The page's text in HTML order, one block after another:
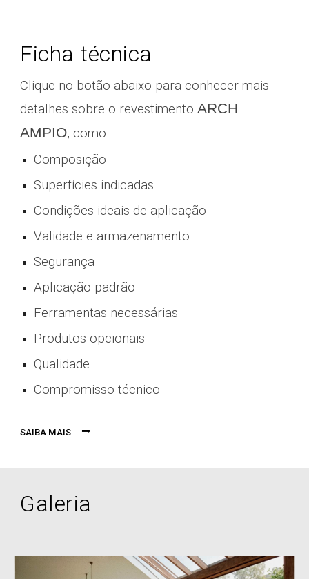
Ficha técnica
Clique no botão abaixo para conhecer mais
detalhes sobre o revestimentoARCH
AMPIO, como:
Composição
Superfícies indicadas
Condições ideais de aplicação
Validade e armazenamento
Segurança
Aplicação padrão
Ferramentas necessárias
Produtos opcionais
Qualidade
Compromisso técnico
SAIBA MAIS ⭢
Galeria